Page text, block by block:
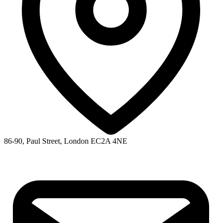
86-90, Paul Street, London EC2A 4NE